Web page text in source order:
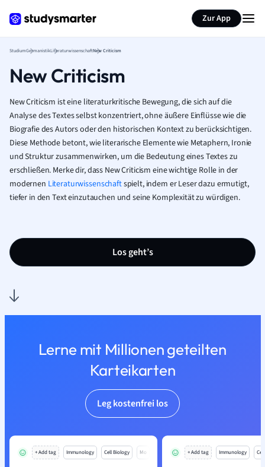
Zur App
StudiumGermanistikLiteraturwissenschaftNew Criticism
New Criticism
New Criticism ist eine literaturkritische Bewegung, die sich auf die
Analyse des Textes selbst konzentriert, ohne äußere Einflüsse wie die
Biografie des Autors oder den historischen Kontext zu berücksichtigen.
Diese Methode betont, wie literarische Elemente wie Metaphern, Ironie
und Struktur zusammenwirken, um die Bedeutung eines Textes zu
erschließen. Merke dir, dass New Criticism eine wichtige Rolle in der
modernen Literaturwissenschaftspielt, indem er Leser dazu ermutigt,
tiefer in den Text einzutauchen und seine Komplexität zu würdigen.
Los geht’s
Lerne mit Millionen geteilten
Karteikarten
Leg kostenfrei los
+ Add tag Immunology Cell Biology Mo + Add tag Immunology